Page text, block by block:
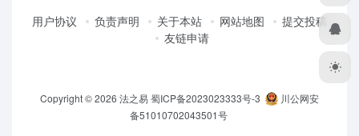
用户协议 负责声明 关于本站 网站地图
提交投稿
友链申请
Copyright © 2026 法之易蜀ICP备2023023333号-3
川公网安
备51010702043501号